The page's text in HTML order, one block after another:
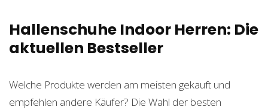
Hallenschuhe Indoor Herren: Die
aktuellen Bestseller
Welche Produkte werden am meisten gekauft und
empfehlen andere Käufer? Die Wahl der besten